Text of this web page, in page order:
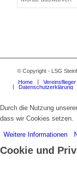
© Copyright - LSG
Home
Vereinsflieger
Datenschutzerklärung
Durch die Nutzung
dass wir Cookies setzen.
Weitere Informationen
Cookie und